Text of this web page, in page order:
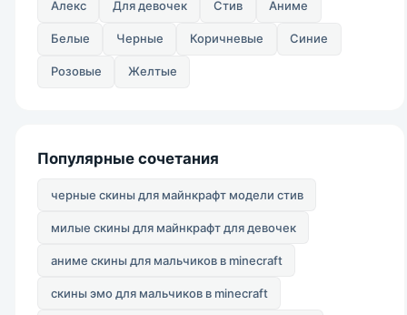
Алекс Для девочек Стив Аниме
Белые Черные Коричневые Синие
Розовые Желтые
Популярные сочетания
черные скины для майнкрафт модели стив
милые скины для майнкрафт для девочек
аниме скины для мальчиков в minecraft
скины эмо для мальчиков в minecraft